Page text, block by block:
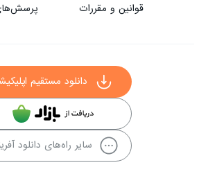
قوانین و مقررات
دانلود مستقیم
سایر راه‌های دانلود